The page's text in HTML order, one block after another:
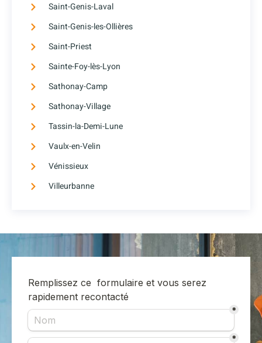
Saint-Genis-Laval
Saint-Genis-les-Ollières
Saint-Priest
Sainte-Foy-lès-Lyon
Sathonay-Camp
Sathonay-Village
Tassin-la-Demi-Lune
Vaulx-en-Velin
Vénissieux
Villeurbanne